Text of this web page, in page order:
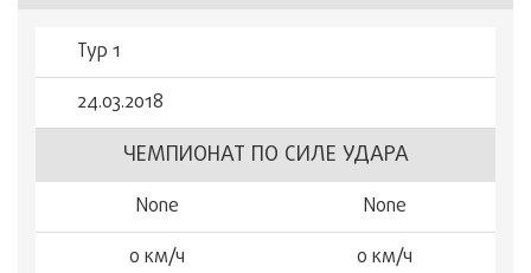
Тур 1
24.03.2018
ЧЕМПИОНАТ ПО СИЛЕ УДАРА
None
None
0 км/ч
0 км/ч